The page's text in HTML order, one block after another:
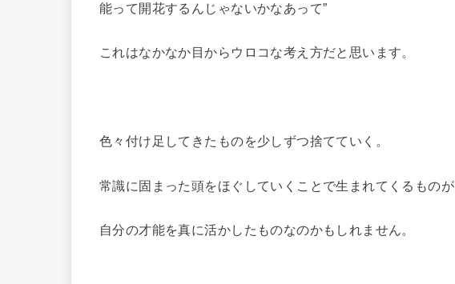
能って開花するんじゃないかなあって”
これはなかなか目からウロコな考え方だと思います。
色々付け足してきたものを少しずつ捨てていく。
常識に固まった頭をほぐしていくことで生まれてくるものが
自分の才能を真に活かしたものなのかもしれません。